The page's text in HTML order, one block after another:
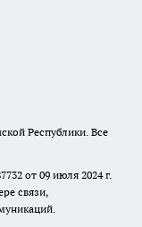
Республики. Все
от 09 июля 2024 г.
связи,